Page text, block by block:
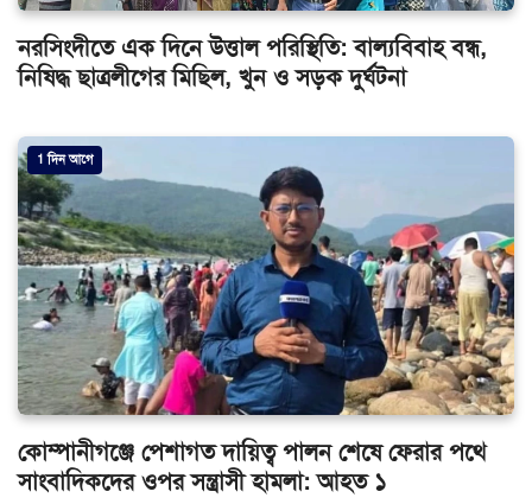
নরসিংদীতে এক দিনে উত্তাল পরিস্থিতি: বাল্যবিবাহ বন্ধ,
নিষিদ্ধ ছাত্রলীগের মিছিল, খুন ও সড়ক দুর্ঘটনা
1 দিন আগে
কোম্পানীগঞ্জে পেশাগত দায়িত্ব পালন শেষে ফেরার পথে
সাংবাদিকদের ওপর সন্ত্রাসী হামলা: আহত ১